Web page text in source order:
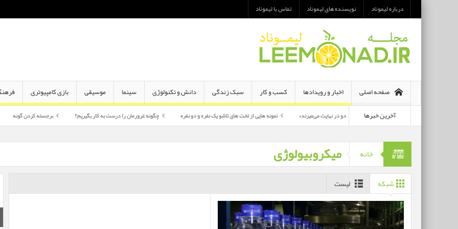
درباره لیموناد نویسنده های لیموناد تماس با لیموناد
صفحه اصلی اخبار و رویدادها کسب و کار سبک زندگی دانش و تکنولوژی سینما موسیقی بازی کامپیوتری
آخرین خبرها
معرفی رمان «هر دو در نهایت می‌میرند» نمونه هایی از تخت های تاشو یک نفره و دو نفره چگونه غرورمان را درست به کار بگیریم؟ برجسته کردن گونه اختلاف
خانه میکروبیولوژی
شبکه لیست